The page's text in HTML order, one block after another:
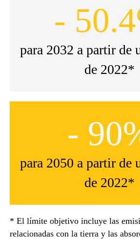
-
para 2032 a partir de
de 2022*
-
para 2050 a partir de
de 2022*
* El límite objetivo incluye las
relacionadas con la tierra y las